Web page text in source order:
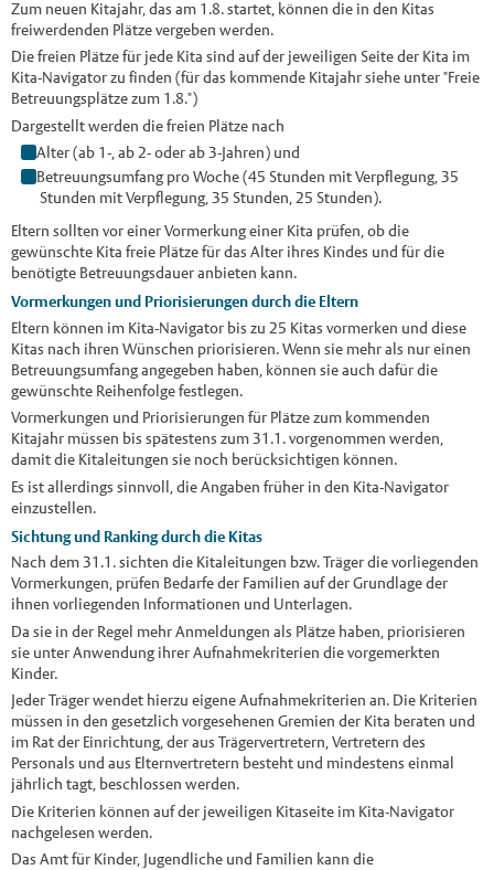
Zum neuen Kitajahr, das am 1.8. startet, können die in den Kitas
freiwerdenden Plätze vergeben werden.
Die freien Plätze für jede Kita sind auf der jeweiligen Seite der Kita im
Kita-Navigator zu finden (für das kommende Kitajahr siehe unter "Freie
Betreuungsplätze zum 1.8.")
Dargestellt werden die freien Plätze nach
Alter (ab 1-, ab 2- oder ab 3-Jahren) und
Betreuungsumfang pro Woche (45 Stunden mit Verpflegung, 35
Stunden mit Verpflegung, 35 Stunden, 25 Stunden).
Eltern sollten vor einer Vormerkung einer Kita prüfen, ob die
gewünschte Kita freie Plätze für das Alter ihres Kindes und für die
benötigte Betreuungsdauer anbieten kann.
Vormerkungen und Priorisierungen durch die Eltern
Eltern können im Kita-Navigator bis zu 25 Kitas vormerken und diese
Kitas nach ihren Wünschen priorisieren. Wenn sie mehr als nur einen
Betreuungsumfang angegeben haben, können sie auch dafür die
gewünschte Reihenfolge festlegen.
Vormerkungen und Priorisierungen für Plätze zum kommenden
Kitajahr müssen bis spätestens zum 31.1. vorgenommen werden,
damit die Kitaleitungen sie noch berücksichtigen können.
Es ist allerdings sinnvoll, die Angaben früher in den Kita-Navigator
einzustellen.
Sichtung und Ranking durch die Kitas
Nach dem 31.1. sichten die Kitaleitungen bzw. Träger die vorliegenden
Vormerkungen, prüfen Bedarfe der Familien auf der Grundlage der
ihnen vorliegenden Informationen und Unterlagen.
Da sie in der Regel mehr Anmeldungen als Plätze haben, priorisieren
sie unter Anwendung ihrer Aufnahmekriterien die vorgemerkten
Kinder.
Jeder Träger wendet hierzu eigene Aufnahmekriterien an. Die Kriterien
müssen in den gesetzlich vorgesehenen Gremien der Kita beraten und
im Rat der Einrichtung, der aus Trägervertretern, Vertretern des
Personals und aus Elternvertretern besteht und mindestens einmal
jährlich tagt, beschlossen werden.
Die Kriterien können auf der jeweiligen Kitaseite im Kita-Navigator
nachgelesen werden.
Das Amt für Kinder, Jugendliche und Familien kann die